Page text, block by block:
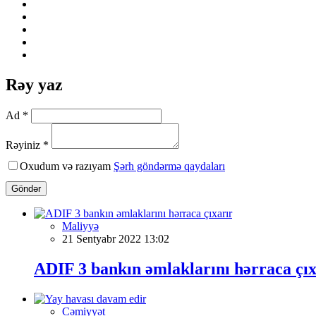
Rəy yaz
Ad *
Rəyiniz *
Oxudum və razıyam Şərh göndərmə qaydaları
Göndər
Maliyyə
21 Sentyabr 2022 13:02
ADIF 3 bankın əmlaklarını hərraca
Cəmiyyət